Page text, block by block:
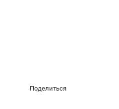
Поделиться